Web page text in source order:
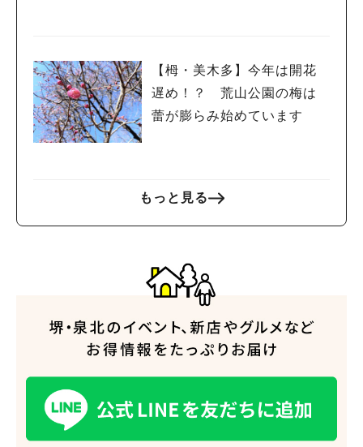
【栂・美木多】今年は開花
遅め！？ 荒山公園の梅は
蕾が膨らみ始めています
もっと見る